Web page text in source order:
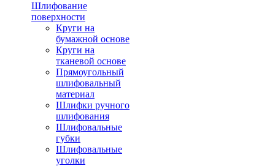
Шлифование
поверхности
Круги на
бумажной основе
Круги на
тканевой основе
Прямоугольный
шлифовальный
материал
Шлифки ручного
шлифования
Шлифовальные
губки
Шлифовальные
уголки